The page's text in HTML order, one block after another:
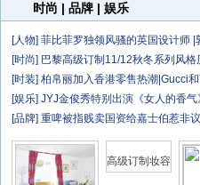
时尚 | 品牌 | 娱乐
[人物] 菲比菲罗独领风骚的英国设计师 |
[时尚] 巴黎高级订制11/12秋冬系列风格
[时装] 柏帛丽加入香港零售热潮 |Gucci
[娱乐] JYJ金俊秀特别出演《女人的香
[品牌] 重啤被指贱卖国资给嘉士伯惹非
高级订制妆容